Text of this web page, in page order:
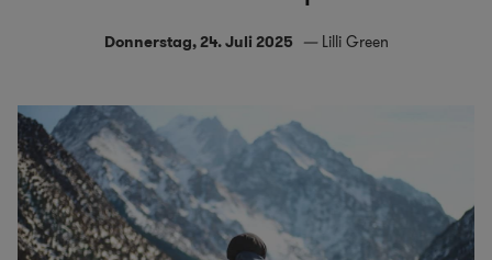
Donnerstag, 24. Juli 2025 Lilli Green